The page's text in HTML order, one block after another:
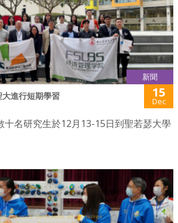
新聞
進行短期學習 15
Dec
十名研究生於12月13-15日到聖若瑟大學